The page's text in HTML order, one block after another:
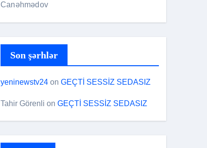
Canəhmədov
Son şərhlər
yeninewstv24 on GEÇTİ SESSİZ SEDASIZ
Tahir Görenli on GEÇTİ SESSİZ SEDASIZ